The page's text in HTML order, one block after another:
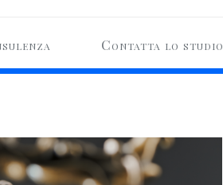
Contatta lo studio